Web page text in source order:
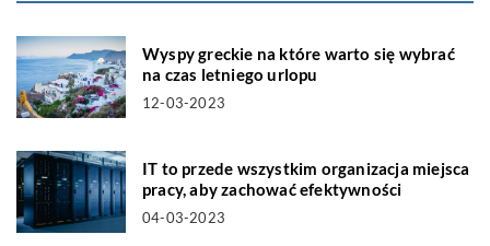
Wyspy greckie na które warto się wybrać
na czas letniego urlopu
12-03-2023
IT to przede wszystkim organizacja miejsca
pracy, aby zachować efektywności
04-03-2023